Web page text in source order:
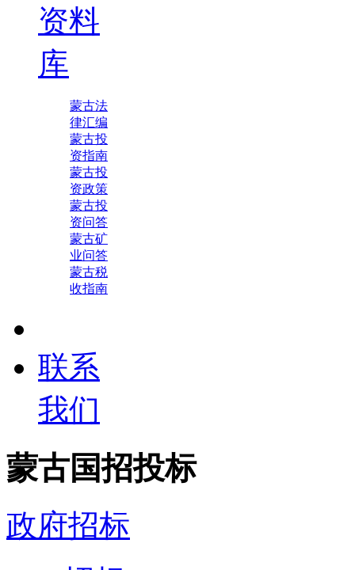
资料
库
蒙古法
律汇编
蒙古投
资指南
蒙古投
资政策
蒙古投
资问答
蒙古矿
业问答
蒙古税
收指南
联系
我们
蒙古国招投标
政府招标